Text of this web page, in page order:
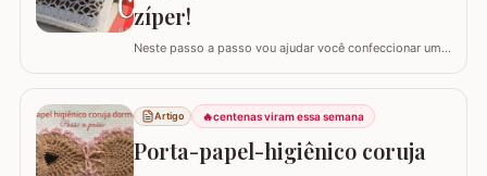
zíper!
Neste passo a passo vou ajudar você confeccionar uma
fechar. Ela é toda feita apenas em crochê mas, não
vamos abrir mão da praticidade de tirar a capa quando
precisar lavar. Utilizei o fio Barroco Maxcolor nº6 da
Círculo Produtos. Fio 100%…
Artigo 🔥centenas viram essa semana
Porta-papel-higiênico coruja